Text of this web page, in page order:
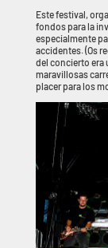
Este festival,
fondos para la
especialmente
accidentes. (Os
del concierto era
maravillosas
placer para los